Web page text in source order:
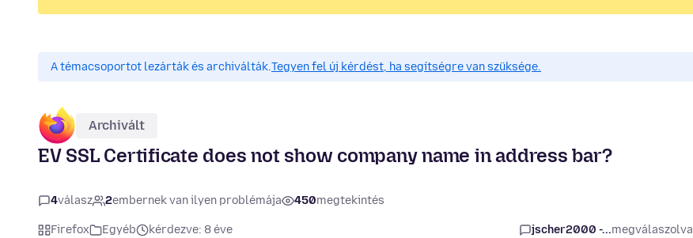
A témacsoportot lezárták és archiválták.Tegyen fel új kérdést, ha segítségre van szüksége.
Archivált
EV SSL Certificate does not show company name in address bar?
4válasz 2embernek van ilyen problémája 450megtekintés
Firefox Egyéb kérdezve: 8 éve jscher2000 -...megválaszolva